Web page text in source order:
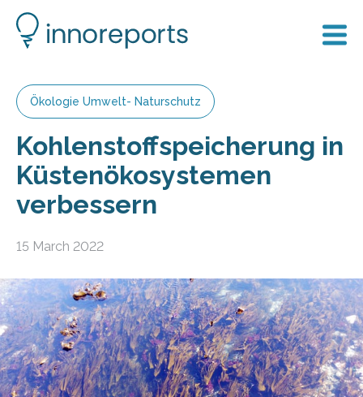
Ökologie Umwelt- Naturschutz
Kohlenstoffspeicherung in
Küstenökosystemen
verbessern
15 March 2022